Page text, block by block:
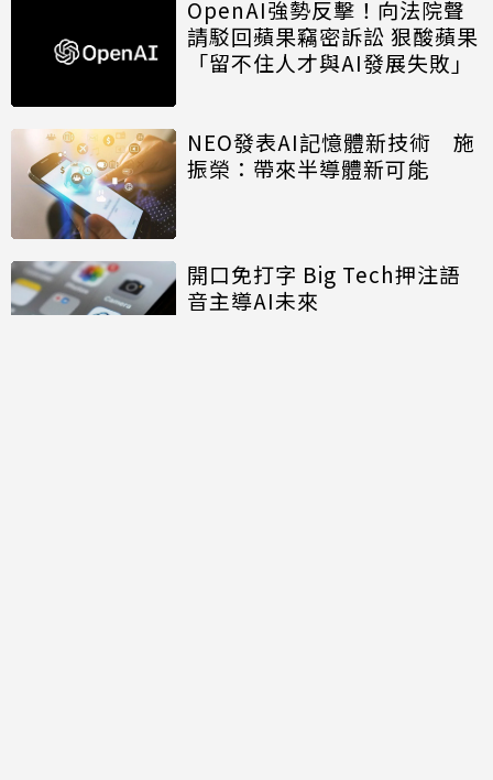
OpenAI強勢反擊！向法院聲
請駁回蘋果竊密訴訟 狠酸蘋果
「留不住人才與AI發展失敗」
NEO發表AI記憶體新技術 施
振榮：帶來半導體新可能
開口免打字 Big Tech押注語
音主導AI未來